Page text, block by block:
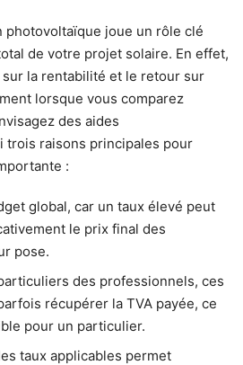
photovoltaïque joue un rôle clé
de votre projet solaire. En effet,
la rentabilité et le retour sur
lorsque vous comparez
des aides
trois raisons principales pour
:
global, car un taux élevé peut
le prix final des
pose.
des professionnels, ces
récupérer la TVA payée, ce
pour un particulier.
taux applicables permet